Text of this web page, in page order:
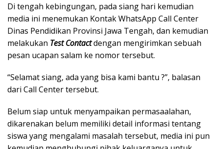
Di tengah kebingungan, pada siang hari kemudian
media ini menemukan Kontak WhatsApp Call Center
Dinas Pendidikan Provinsi Jawa Tengah, dan kemudian
melakukan Test Contactdengan mengirimkan sebuah
pesan ucapan salam ke nomor tersebut.
“Selamat siang, ada yang bisa kami bantu ?”, balasan
dari Call Center tersebut.
Belum siap untuk menyampaikan permasaalahan,
dikarenakan belum memiliki detail informasi tentang
siswa yang mengalami masalah tersebut, media ini pun